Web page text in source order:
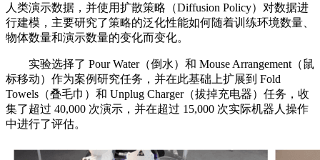
人类演示数据，并使用扩散策略（Diffusion Policy）对数据进
行建模，主要研究了策略的泛化性能如何随着训练环境数量、
物体数量和演示数量的变化而变化。
实验选择了 Pour Water（倒水）和 Mouse Arrangement（鼠
标移动）作为案例研究任务，并在此基础上扩展到 Fold
Towels（叠毛巾）和 Unplug Charger（拔掉充电器）任务，收
集了超过 40,000 次演示，并在超过 15,000 次实际机器人操作
中进行了评估。